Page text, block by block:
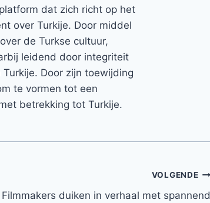
dat zich richt op het
over Turkije. Door middel
de Turkse cultuur,
leidend door integriteit
Door zijn toewijding
te vormen tot een
betrekking tot Turkije.
VOLGENDE
Filmmakers duiken in verhaal met spannend